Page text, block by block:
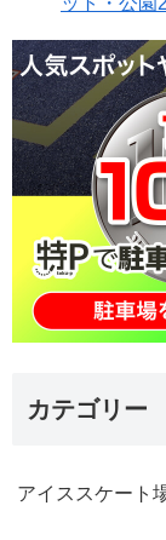
カテゴリー
アイススケート